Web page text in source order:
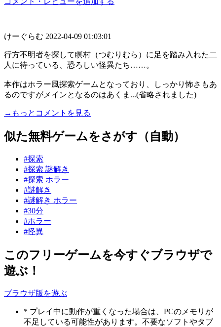
けーぐらむ 2022-04-09 01:03:01
行方不明者を探して瞑村（つむりむら）に足を踏み入れた二
人に待っている、恐ろしい怪異たち……。
本作はホラー風探索ゲームとなっており、しっかり怖さもあ
るのですがメインとなるのはあくま...(省略されました)
→もっとコメントを見る
似た無料ゲームをさがす（自動）
#探索
#探索 謎解き
#探索 ホラー
#謎解き
#謎解き ホラー
#30分
#ホラー
#怪異
このフリーゲームを今すぐブラウザで
遊ぶ！
ブラウザ版を遊ぶ
* プレイ中に動作が重くなった場合は、PCのメモリが
不足している可能性があります。不要なソフトやタブ